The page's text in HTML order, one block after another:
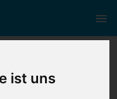
ist uns